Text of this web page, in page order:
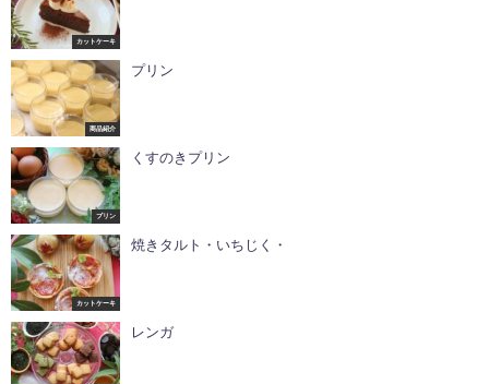
カットケーキ
商品紹介
プリン
プリン
くすのきプリン
カットケーキ
焼きタルト・いちじく・
レンガ